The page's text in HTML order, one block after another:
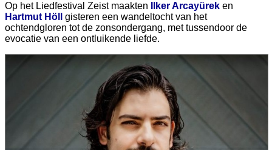
Op het Liedfestival Zeist maakten Ilker Arcayürek en
Hartmut Höll
gisteren een wandeltocht van het
ochtendgloren tot de zonsondergang, met tussendoor de
evocatie van een ontluikende liefde.